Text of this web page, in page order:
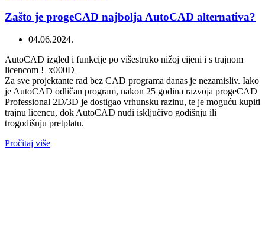
Zašto je progeCAD najbolja AutoCAD alternativa?
04.06.2024.
AutoCAD izgled i funkcije po višestruko nižoj cijeni i s trajnom
licencom !_x000D_
Za sve projektante rad bez CAD programa danas je nezamisliv. Iako
je AutoCAD odličan program, nakon 25 godina razvoja progeCAD
Professional 2D/3D je dostigao vrhunsku razinu, te je moguću kupiti
trajnu licencu, dok AutoCAD nudi isključivo godišnju ili
trogodišnju pretplatu.
Pročitaj više